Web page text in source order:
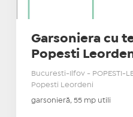
Garsoniera cu
Popesti
Bucuresti-Ilfov - POPESTI-
Popesti Leordeni
garsonieră, 55 mp utili